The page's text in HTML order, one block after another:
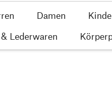
Damen
Lederwaren